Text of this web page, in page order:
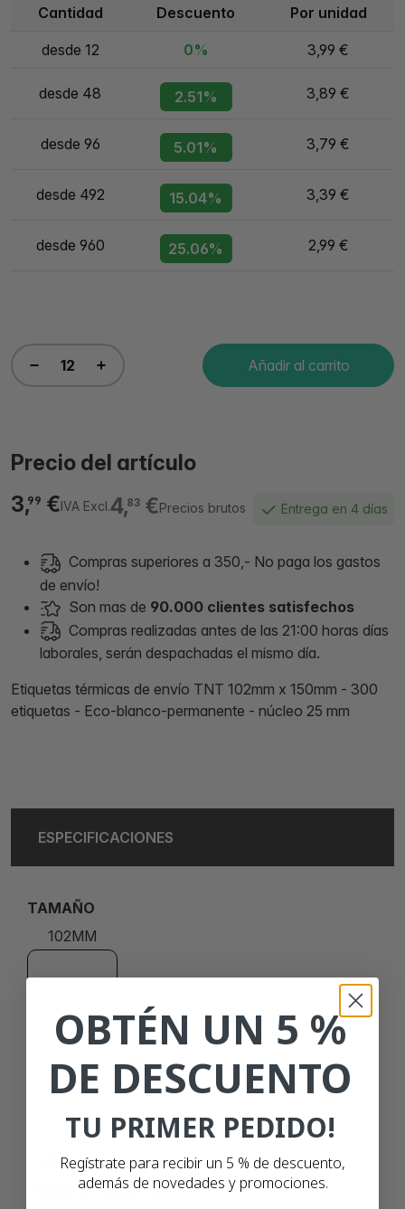
Cantidad Descuento Por unidad
desde 12 0% 3,99 €
desde 48 2.51% 3,89 €
desde 96 5.01% 3,79 €
desde 492 15.04% 3,39 €
desde 960 25.06% 2,99 €
Añadir al carrito
Precio del artículo
4,83€Precios brutos
3,99 €IVA Excl. Entrega en 4 días
Compras superiores a 350,- No paga los gastos
de envío!
Son mas de 90.000 clientes satisfechos
Compras realizadas antes de las 21:00 horas días
laborales, serán despachadas el mismo día.
Etiquetas térmicas de envío TNT 102mm x 150mm - 300
etiquetas - Eco-blanco-permanente - núcleo 25 mm
ESPECIFICACIONES
TAMAÑO
102MM
150MM
TÉCNICA DE IMPRESIÓN
TÉRMICA DIRECTA
OBTÉN UN 5 %
DE DESCUENTO
TU PRIMER PEDIDO!
Regístrate para recibir un 5 % de descuento,
además de novedades y promociones.